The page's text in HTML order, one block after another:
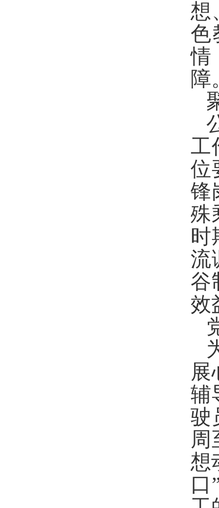
想
色
情
障
工
位
锋
殊
时
流
谷
效
展
辅
驶
周
想
口